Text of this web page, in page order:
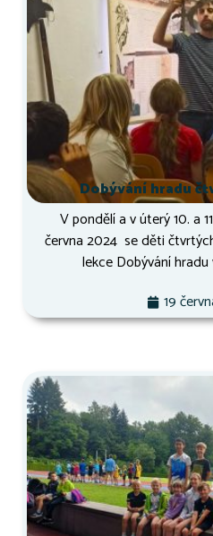
Dobývání hradu
V pondělí a v úterý 10. a
června 2024 se děti
lekce Dobývání hradu
19